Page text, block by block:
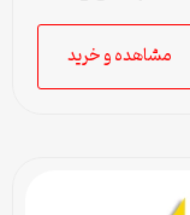
مشاهده و خرید